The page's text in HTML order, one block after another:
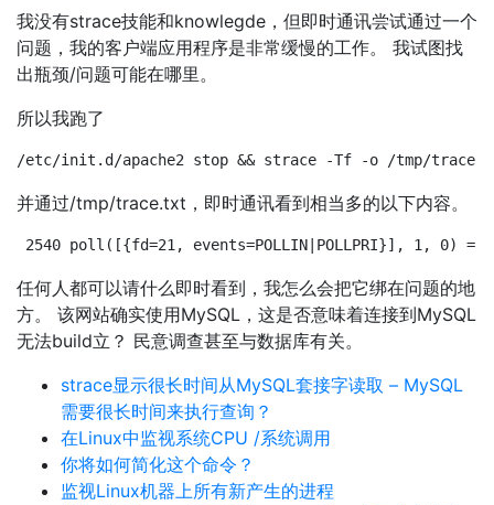
我没有strace技能和knowlegde，但即时通讯尝试通过一个
问题，我的客户端应用程序是非常缓慢的工作。 我试图找
出瓶颈/问题可能在哪里。
所以我跑了
/etc/init.d/apache2 stop && strace -Tf -o /tmp/
并通过/tmp/trace.txt，即时通讯看到相当多的以下内容。
2540 poll([{fd=21, events=POLLIN|POLLPRI}], 1, 0) =
任何人都可以请什么即时看到，我怎么会把它绑在问题的地
方。 该网站确实使用MySQL，这是否意味着连接到MySQL
无法build立？ 民意调查甚至与数据库有关。
strace显示很长时间从MySQL套接字读取 – MySQL
需要很长时间来执行查询？
在Linux中监视系统CPU /系统调用
你将如何简化这个命令？
监视Linux机器上所有新产生的进程